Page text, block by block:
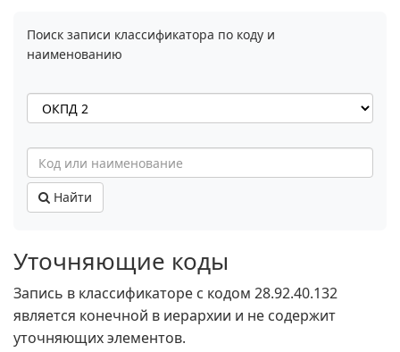
Поиск записи классификатора по коду и
наименованию
Найти
Уточняющие коды
Запись в классификаторе с кодом 28.92.40.132
является конечной в иерархии и не содержит
уточняющих элементов.